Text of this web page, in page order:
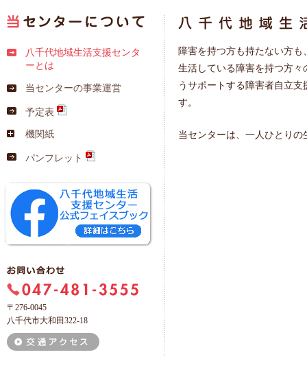
障害を持つ方も持たない方
生活している障害を持つ方
うサポートする障害者自立
す。
当センターは、一人ひとり
八千代地域生活支援センタ
ーとは
当センターの事業運営
予定表
機関紙
パンフレット
〒276-0045
八千代市大和田322-18